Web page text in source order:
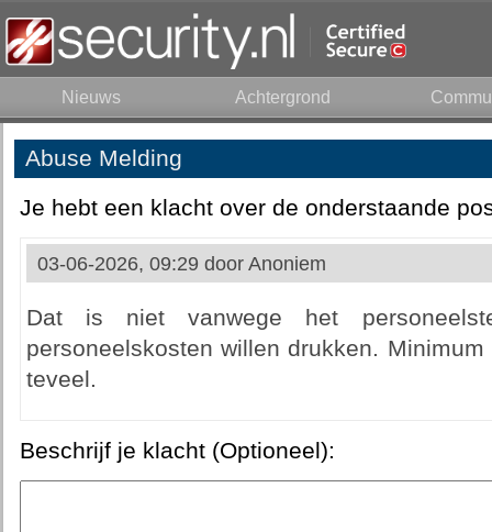
Nieuws Achtergrond
Abuse Melding
Je hebt een klacht over de onderstaande
03-06-2026, 09:29 door Anoniem
Dat is niet vanwege het
personeelskosten willen drukken.
teveel.
Beschrijf je klacht (Optioneel):